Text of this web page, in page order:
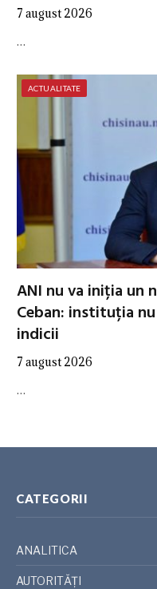
7 august 2026
…
ACTUALITATE
ANI nu va iniția un
Ceban: instituția
indicii
7 august 2026
…
CATEGORII
ANALITICA
AUTORITĂȚI